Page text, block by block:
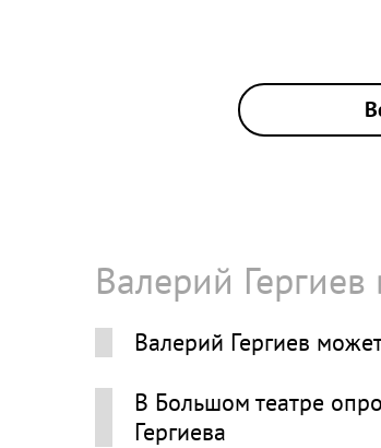
Валерий Гергиев
Валерий Гергиев
В Большом театре
Гергиева